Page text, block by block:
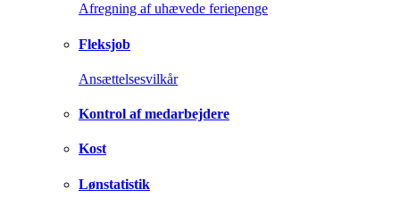
Afregning af uhævede feriepenge
Fleksjob
Ansættelsesvilkår
Kontrol af medarbejdere
Kost
Lønstatistik